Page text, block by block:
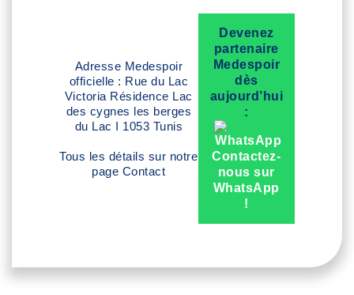
Adresse Medespoir
officielle : Rue du Lac
Victoria Résidence Lac
des cygnes les berges
du Lac I 1053 Tunis
Tous les détails sur notre
page Contact
Devenez
partenaire
Medespoir
dès
aujourd’hui
:
Contactez-
nous sur
WhatsApp
!